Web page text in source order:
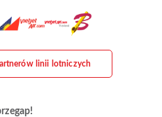
linii lotniczych